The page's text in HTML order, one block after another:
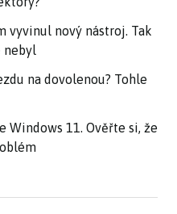
vyvinul nový nástroj. Tak
nebyl
na dovolenou? Tohle
Windows 11. Ověřte si, že